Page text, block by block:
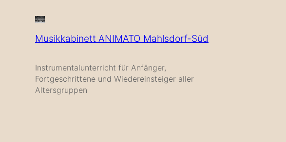
Musikkabinett ANIMATO Mahlsdorf-Süd
Instrumentalunterricht für Anfänger,
Fortgeschrittene und Wiedereinsteiger aller
Altersgruppen